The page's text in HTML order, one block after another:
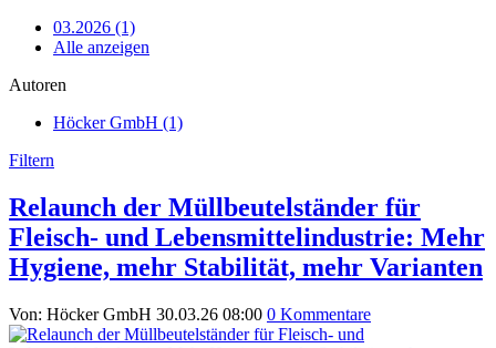
03.2026 (1)
Alle anzeigen
Autoren
Höcker GmbH (1)
Filtern
Relaunch der Müllbeutelständer für
Fleisch- und Lebensmittelindustrie: Mehr
Hygiene, mehr Stabilität, mehr Varianten
Von: Höcker GmbH 30.03.26 08:00 0 Kommentare